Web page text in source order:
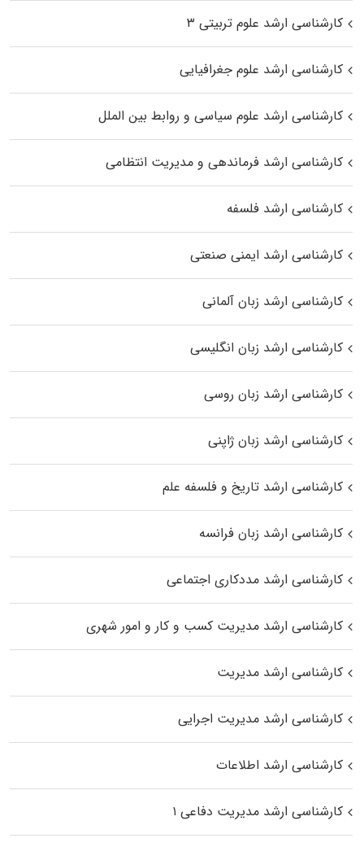
کارشناسی ارشد علوم تربیتی ۳
کارشناسی ارشد علوم جغرافیایی
کارشناسی ارشد علوم سیاسی و روابط بین الملل
کارشناسی ارشد فرماندهی و مدیریت انتظامی
کارشناسی ارشد فلسفه
کارشناسی ارشد ایمنی صنعتی
کارشناسی ارشد زبان آلمانی
کارشناسی ارشد زبان انگلیسی
کارشناسی ارشد زبان روسی
کارشناسی ارشد زبان ژاپنی
کارشناسی ارشد تاریخ و فلسفه علم
کارشناسی ارشد زبان فرانسه
کارشناسی ارشد مددکاری اجتماعی
کارشناسی ارشد مدیریت کسب و کار و امور شهری
کارشناسی ارشد مدیریت
کارشناسی ارشد مدیریت اجرایی
کارشناسی ارشد اطلاعات
کارشناسی ارشد مدیریت دفاعی ۱